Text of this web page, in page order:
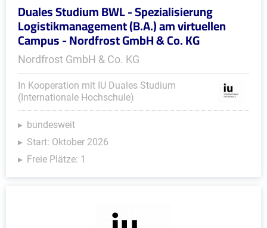
Duales Studium BWL - Spezialisierung
Logistikmanagement (B.A.) am virtuellen
Campus - Nordfrost GmbH & Co. KG
Nordfrost GmbH & Co. KG
In Kooperation mit IU Duales Studium
(Internationale Hochschule)
bundesweit
Start: Oktober 2026
Freie Plätze: 1